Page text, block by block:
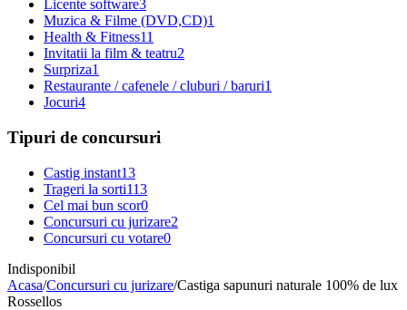
Licente software3
Muzica & Filme (DVD,CD)1
Health & Fitness11
Invitatii la film & teatru2
Surpriza1
Restaurante / cafenele / cluburi / baruri1
Jocuri4
Tipuri de concursuri
Castig instant13
Trageri la sorti113
Cel mai bun scor0
Concursuri cu jurizare2
Concursuri cu votare0
Indisponibil
Acasa/Concursuri cu jurizare/Castiga sapunuri naturale 100% de lux
Rossellos